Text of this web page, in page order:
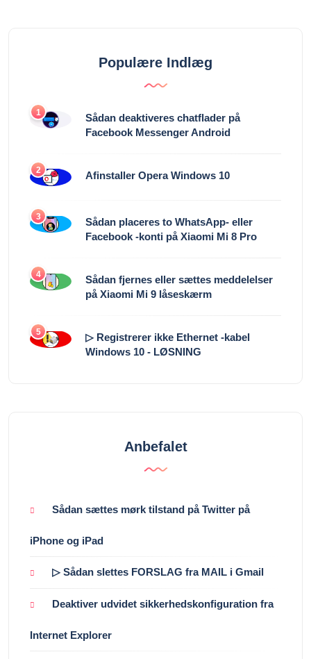
Populære Indlæg
1
Sådan deaktiveres chatflader på
Facebook Messenger Android
2 Afinstaller Opera Windows 10
3
Sådan placeres to WhatsApp- eller
Facebook -konti på Xiaomi Mi 8 Pro
4
Sådan fjernes eller sættes meddelelser
på Xiaomi Mi 9 låseskærm
5
▷ Registrerer ikke Ethernet -kabel
Windows 10 - LØSNING
Anbefalet
Sådan sættes mørk tilstand på Twitter på
iPhone og iPad
▷ Sådan slettes FORSLAG fra MAIL i Gmail
Deaktiver udvidet sikkerhedskonfiguration fra
Internet Explorer